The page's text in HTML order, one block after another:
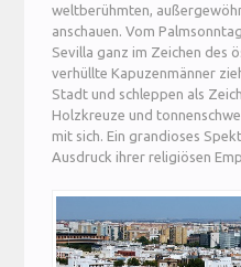
weltberühmten,
anschauen. Vom
Sevilla ganz im Zeichen des
verhüllte Kapuzenmänner
Stadt und schleppen als
Holzkreuze und
mit sich. Ein grandioses
Ausdruck ihrer religiösen